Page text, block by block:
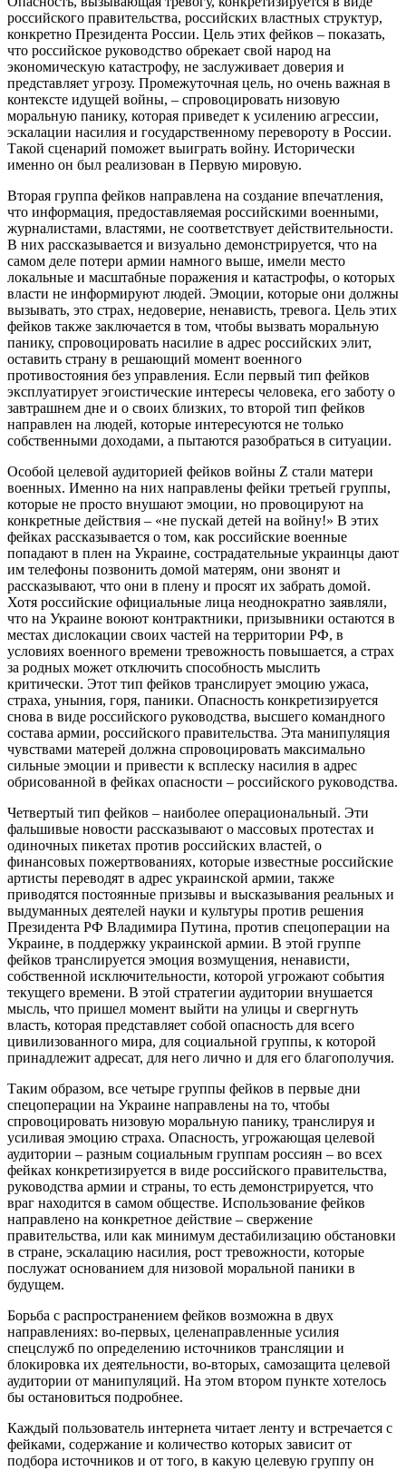
российского правительства, российских властных структур,
конкретно Президента России. Цель этих фейков – показать,
что российское руководство обрекает свой народ на
экономическую катастрофу, не заслуживает доверия и
представляет угрозу. Промежуточная цель, но очень важная в
контексте идущей войны, – спровоцировать низовую
моральную панику, которая приведет к усилению агрессии,
эскалации насилия и государственному перевороту в России.
Такой сценарий поможет выиграть войну. Исторически
именно он был реализован в Первую мировую.
Вторая группа фейков направлена на создание впечатления,
что информация, предоставляемая российскими военными,
журналистами, властями, не соответствует действительности.
В них рассказывается и визуально демонстрируется, что на
самом деле потери армии намного выше, имели место
локальные и масштабные поражения и катастрофы, о которых
власти не информируют людей. Эмоции, которые они должны
вызывать, это страх, недоверие, ненависть, тревога. Цель этих
фейков также заключается в том, чтобы вызвать моральную
панику, спровоцировать насилие в адрес российских элит,
оставить страну в решающий момент военного
противостояния без управления. Если первый тип фейков
эксплуатирует эгоистические интересы человека, его заботу о
завтрашнем дне и о своих близких, то второй тип фейков
направлен на людей, которые интересуются не только
собственными доходами, а пытаются разобраться в ситуации.
Особой целевой аудиторией фейков войны Z стали матери
военных. Именно на них направлены фейки третьей группы,
которые не просто внушают эмоции, но провоцируют на
конкретные действия – «не пускай детей на войну!» В этих
фейках рассказывается о том, как российские военные
попадают в плен на Украине, сострадательные украинцы дают
им телефоны позвонить домой матерям, они звонят и
рассказывают, что они в плену и просят их забрать домой.
Хотя российские официальные лица неоднократно заявляли,
что на Украине воюют контрактники, призывники остаются в
местах дислокации своих частей на территории РФ, в
условиях военного времени тревожность повышается, а страх
за родных может отключить способность мыслить
критически. Этот тип фейков транслирует эмоцию ужаса,
страха, уныния, горя, паники. Опасность конкретизируется
снова в виде российского руководства, высшего командного
состава армии, российского правительства. Эта манипуляция
чувствами матерей должна спровоцировать максимально
сильные эмоции и привести к всплеску насилия в адрес
обрисованной в фейках опасности – российского руководства.
Четвертый тип фейков – наиболее операциональный. Эти
фальшивые новости рассказывают о массовых протестах и
одиночных пикетах против российских властей, о
финансовых пожертвованиях, которые известные российские
артисты переводят в адрес украинской армии, также
приводятся постоянные призывы и высказывания реальных и
выдуманных деятелей науки и культуры против решения
Президента РФ Владимира Путина, против спецоперации на
Украине, в поддержку украинской армии. В этой группе
фейков транслируется эмоция возмущения, ненависти,
собственной исключительности, которой угрожают события
текущего времени. В этой стратегии аудитории внушается
мысль, что пришел момент выйти на улицы и свергнуть
власть, которая представляет собой опасность для всего
цивилизованного мира, для социальной группы, к которой
принадлежит адресат, для него лично и для его благополучия.
Таким образом, все четыре группы фейков в первые дни
спецоперации на Украине направлены на то, чтобы
спровоцировать низовую моральную панику, транслируя и
усиливая эмоцию страха. Опасность, угрожающая целевой
аудитории – разным социальным группам россиян – во всех
фейках конкретизируется в виде российского правительства,
руководства армии и страны, то есть демонстрируется, что
враг находится в самом обществе. Использование фейков
направлено на конкретное действие – свержение
правительства, или как минимум дестабилизацию обстановки
в стране, эскалацию насилия, рост тревожности, которые
послужат основанием для низовой моральной паники в
будущем.
Борьба с распространением фейков возможна в двух
направлениях: во-первых, целенаправленные усилия
спецслужб по определению источников трансляции и
блокировка их деятельности, во-вторых, самозащита целевой
аудитории от манипуляций. На этом втором пункте хотелось
бы остановиться подробнее.
Каждый пользователь интернета читает ленту и встречается с
фейками, содержание и количество которых зависит от
подбора источников и от того, в какую целевую группу он